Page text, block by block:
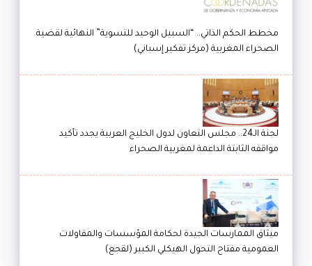
مخطط الحكم الذاتي.. “السبيل الوحيد للتسوية” النهائية لقضية
الصحراء المغربية (مركز تفكير إسباني)
لجنة الـ24.. مجلس التعاون لدول الخليج العربية يجدد تأكيد
مواقفه الثابتة الداعمة لمغربية الصحراء
ميثاق الممارسات الجيدة لحكامة المؤسسات والمقاولات
العمومية مفتاح التحول الهيكلي الكبير (لقجع)